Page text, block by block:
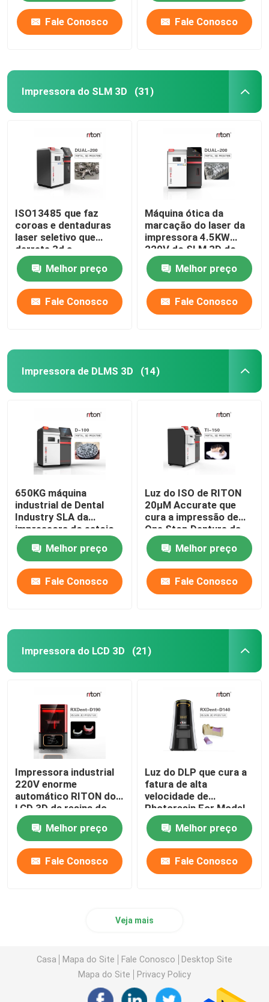
Fale Conosco Fale Conosco
Impressora do SLM 3D (31)
ISO13485 que faz
coroas e dentaduras
laser seletivo que
derrete 3d a
impressora Dual 200
Melhor preço
Fale Conosco
Máquina ótica da
marcação do laser da
impressora 4.5KW
220V do SLM 3D do
metal
Melhor preço
Fale Conosco
Impressora de DLMS 3D (14)
650KG máquina
industrial de Dental
Industry SLA da
impressora do estojo
compacto DLMS 3D
Melhor preço
Fale Conosco
Luz do ISO de RITON
20μM Accurate que
cura a impressão de
One Stop Denture da
impressora 3D
Melhor preço
Fale Conosco
Impressora do LCD 3D (21)
Impressora industrial
220V enorme
automático RITON do
LCD 3D da resina do
ISO 13485
Melhor preço
Fale Conosco
Luz do DLP que cura a
fatura de alta
velocidade de
Photoresin For Model
da impressora 3d
Melhor preço
Fale Conosco
Veja mais
Casa Mapa do Site Fale Conosco
Desktop Site
Mapa do Site
Privacy Policy